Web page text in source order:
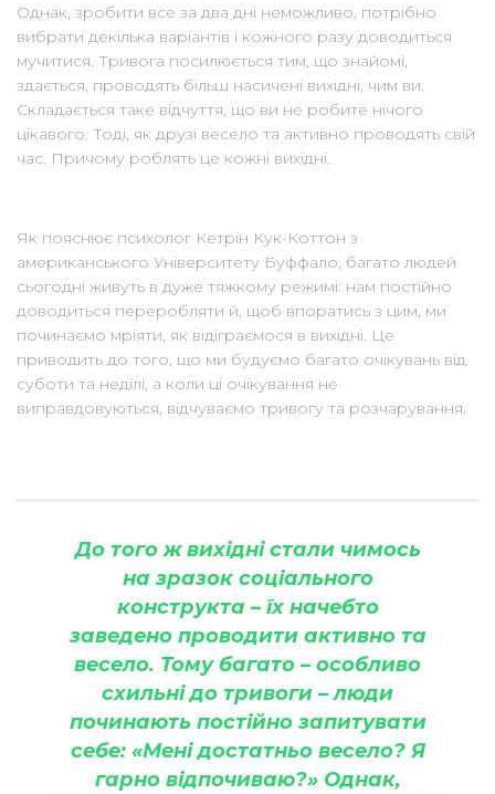
Однак, зробити все за два дні неможливо, потрібно
вибрати декілька варіантів і кожного разу доводиться
мучитися. Тривога посилюється тим, що знайомі,
здається, проводять більш насичені вихідні, чим ви.
Складається таке відчуття, що ви не робите нічого
цікавого. Тоді, як друзі весело та активно проводять свій
час. Причому роблять це кожні вихідні.
Як пояснює психолог Кетрін Кук-Коттон з
американського Університету Буффало, багато людей
сьогодні живуть в дуже тяжкому режимі: нам постійно
доводиться переробляти й, щоб впоратись з цим, ми
починаємо мріяти, як відіграємося в вихідні. Це
приводить до того, що ми будуємо багато очікувань від
суботи та неділі, а коли ці очікування не
виправдовуються, відчуваємо тривогу та розчарування.
До того ж вихідні стали чимось
на зразок соціального
конструкта – їх начебто
заведено проводити активно та
весело. Тому багато – особливо
схильні до тривоги – люди
починають постійно запитувати
себе: «Мені достатньо весело? Я
гарно відпочиваю?» Однак,